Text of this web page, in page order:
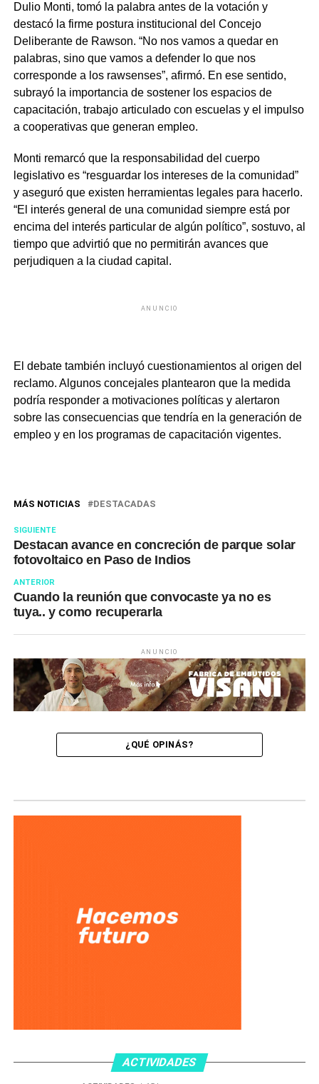
Dulio Monti, tomó la palabra antes de la votación y
destacó la firme postura institucional del Concejo
Deliberante de Rawson. “No nos vamos a quedar en
palabras, sino que vamos a defender lo que nos
corresponde a los rawsenses”, afirmó. En ese sentido,
subrayó la importancia de sostener los espacios de
capacitación, trabajo articulado con escuelas y el impulso
a cooperativas que generan empleo.
Monti remarcó que la responsabilidad del cuerpo
legislativo es “resguardar los intereses de la comunidad”
y aseguró que existen herramientas legales para hacerlo.
“El interés general de una comunidad siempre está por
encima del interés particular de algún político”, sostuvo, al
tiempo que advirtió que no permitirán avances que
perjudiquen a la ciudad capital.
ANUNCIO
El debate también incluyó cuestionamientos al origen del
reclamo. Algunos concejales plantearon que la medida
podría responder a motivaciones políticas y alertaron
sobre las consecuencias que tendría en la generación de
empleo y en los programas de capacitación vigentes.
MÁS NOTICIAS DESTACADAS
SIGUIENTE
Destacan avance en concreción de parque solar
fotovoltaico en Paso de Indios
ANTERIOR
Cuando la reunión que convocaste ya no es
tuya.. y como recuperarla
ANUNCIO
¿QUÉ OPINÁS?
ACTIVIDADES